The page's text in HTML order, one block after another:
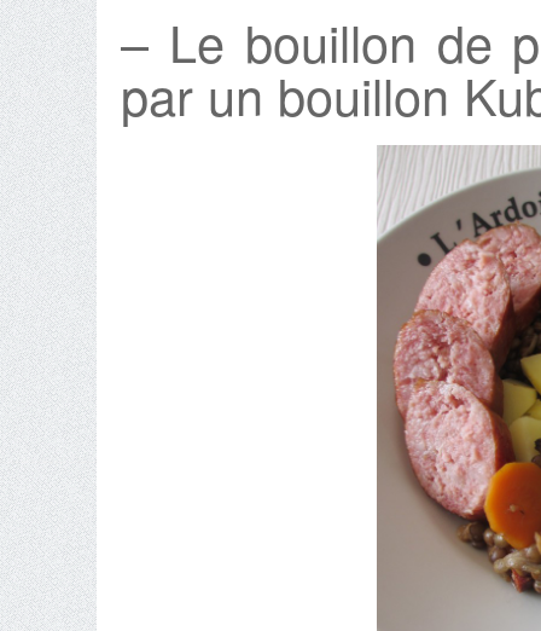
– Le bouillon de
par un bouillon